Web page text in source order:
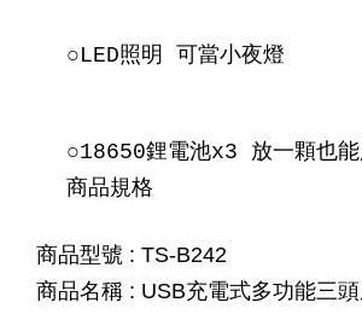
○LED照明 可當小夜燈
○18650鋰電池x3 放一顆也能
商品規格
商品型號 : TS-B242
商品名稱 : USB充電式多功能三